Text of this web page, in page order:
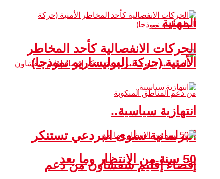
المهنية ..
البرلمانية سلوى البردعي تستنكر
إقصاء إقليم شفشاون من دعم
الحركات الانفصالية كأحد المخاطر
الأمنية (حركة البوليساريو نموذجا)
انتهازية سياسية..
50 سنة من الانتظار وما بعد